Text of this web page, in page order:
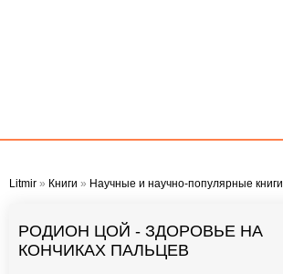
Litmir » Книги » Научные и научно-популярные книги
РОДИОН ЦОЙ - ЗДОРОВЬЕ НА
КОНЧИКАХ ПАЛЬЦЕВ